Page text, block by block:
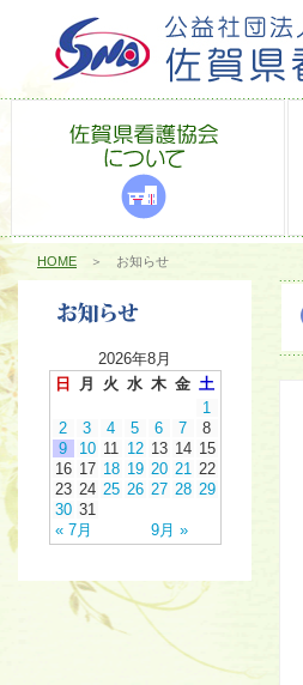
HOME ＞ お知らせ
2026年8月
日
月 火 水 木 金 土
« 7月 9月 »
1
2
3 4 5 6 7
8
9
10 11 12 13 14 15
16 17 18 19 20 21 22
23 24 25 26 27 28 29
30 31